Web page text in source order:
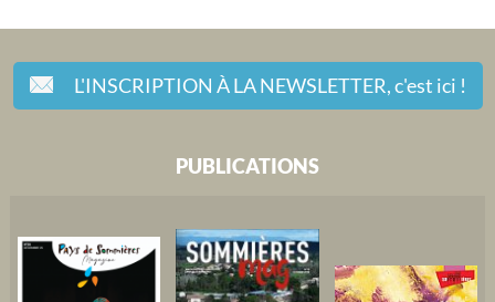
L'INSCRIPTION À LA NEWSLETTER,c'est ici !
PUBLICATIONS